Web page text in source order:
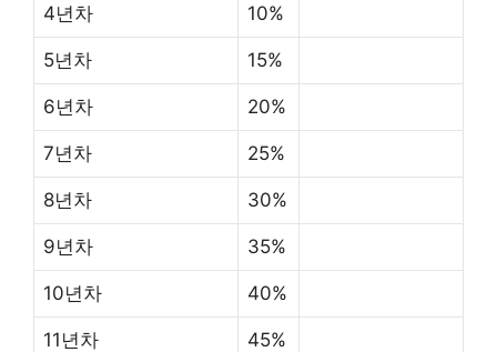
4년차 10%
5년차 15%
6년차 20%
7년차 25%
8년차 30%
9년차 35%
10년차 40%
11년차 45%